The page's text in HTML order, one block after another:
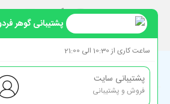
حساب کاربری
پشتیبانی گوهر
ساعت کاری از 10:30 الی 21:00
پشتیبانی سایت
فروش و پشتیبانی